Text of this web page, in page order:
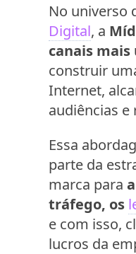
No universo
Digital, a
canais mais
construir
Internet,
audiências e
Essa
parte da
marca para
tráfego, os
e com isso,
lucros da